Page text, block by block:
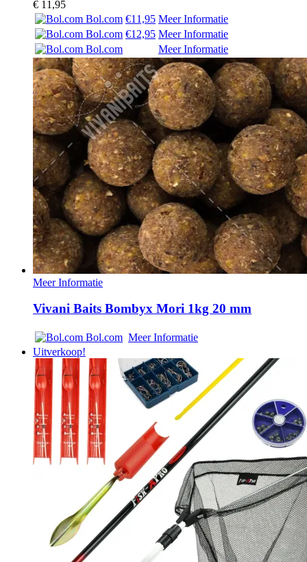
€ 11,95
Bol.com €11,95 Meer Informatie
Bol.com €12,95 Meer Informatie
Bol.com
Meer Informatie
Meer Informatie
Vivani Baits Bombyx Mori 1kg 20 mm
Bol.com Meer Informatie
Uitverkoop!